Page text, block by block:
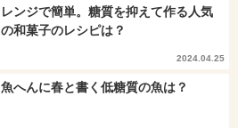
レンジで簡単。糖質を抑えて作る人気
の和菓子のレシピは？
2024.04.25
魚へんに春と書く低糖質の魚は？